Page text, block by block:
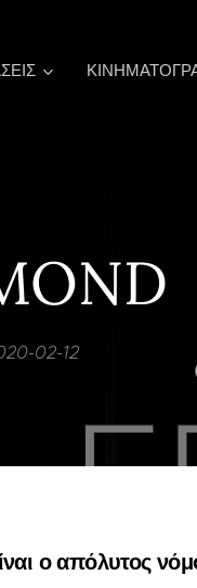
02-12
ο απόλυτος